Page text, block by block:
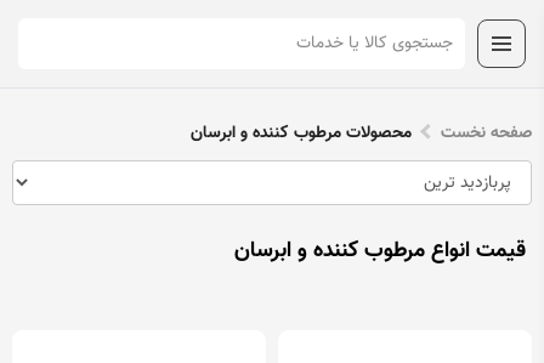
صفحه نخست محصولات مرطوب کننده و ابرسان
قیمت انواع مرطوب کننده و ابرسان